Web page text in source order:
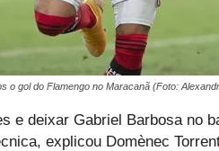
o gol do Flamengo no Maracanã (Foto:
e deixar Gabriel Barbosa no
explicou Domènec